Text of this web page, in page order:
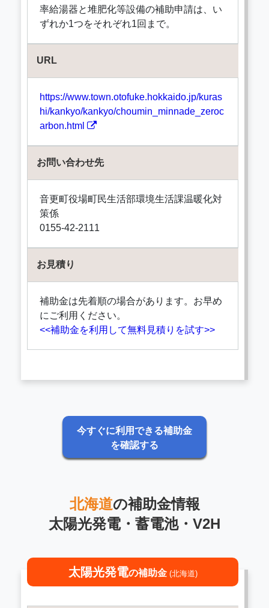
率給湯器と堆肥化等設備の補助申請は、い
ずれか1つをそれぞれ1回まで。
URL
https://www.town.otofuke.hokkaido.jp/kuras
hi/kankyo/kankyo/choumin_minnade_zeroc
arbon.html
お問い合わせ先
音更町役場町民生活部環境生活課温暖化対
策係
0155-42-2111
お見積り
補助金は先着順の場合があります。お早め
にご利用ください。
<<補助金を利用して無料見積りを試す>>
今すぐに利用できる補助金
を確認する
北海道の補助金情報
太陽光発電・蓄電池・V2H
太陽光発電の補助金 (北海道)